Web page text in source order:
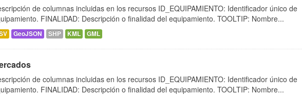
de columnas incluidas en los recursos ID_EQUIPAMIENTO: Identificador único de
FINALIDAD: Descripción o finalidad del equipamiento. TOOLTIP: Nombre...
GeoJSON SHP KML GML
de columnas incluidas en los recursos ID_EQUIPAMIENTO: Identificador único de
FINALIDAD: Descripción o finalidad del equipamiento. TOOLTIP: Nombre...